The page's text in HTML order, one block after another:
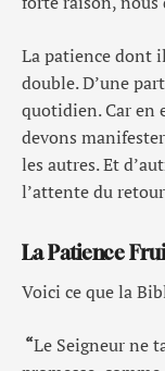
La patience dont
double. D’une
quotidien. Car en
devons
les autres. Et
l’attente du
La Patience
Voici ce que la
“Le Seigneur ne